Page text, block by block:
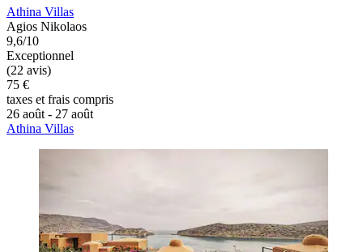
Athina Villas
Agios Nikolaos
9,6/10
Exceptionnel
(22 avis)
75 €
taxes et frais compris
26 août - 27 août
Athina Villas